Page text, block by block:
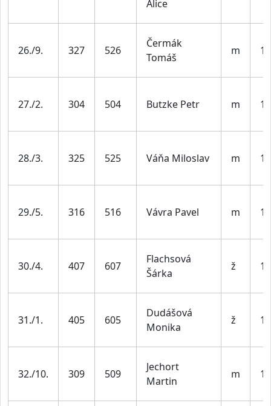
Alice
26./9. 327 526
Čermák
Tomáš
m
27./2. 304 504 Butzke Petr m
28./3. 325 525 Váňa Miloslav m
29./5. 316 516 Vávra Pavel m
30./4. 407 607
Flachsová
Šárka
ž
31./1. 405 605
Dudášová
Monika
ž
32./10. 309 509
Jechort
Martin
m